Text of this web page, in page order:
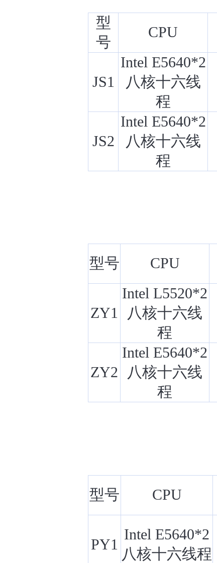
型
号
CPU
JS1
Intel E5640*2
八核十六线
程
JS2
Intel E5640*2
八核十六线
程
型号 CPU
ZY1
Intel L5520*2
八核十六线
程
ZY2
Intel E5640*2
八核十六线
程
型号 CPU
PY1
Intel E5640*2
八核十六线程